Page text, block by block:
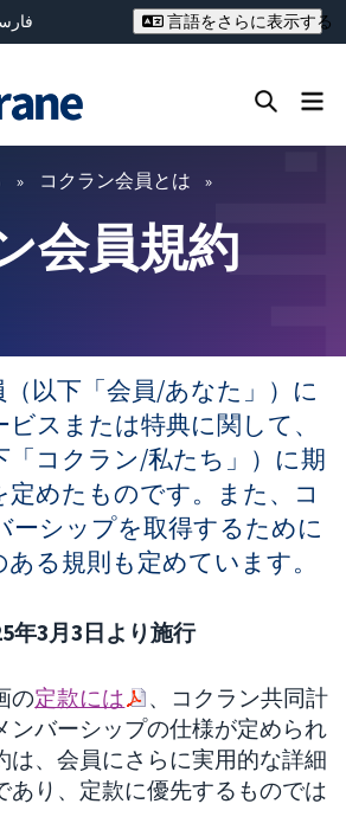
ไทย
言語をさらに表示する
Close search ✖
コクラン会員とは
会員規約
以下「会員/あなた」）に
スまたは特典に関して、
「コクラン/私たち」）に期
定めたものです。また、コ
ーシップを取得するために
る規則も定めています。
年3月3日より施行
の定款には
、コクラン共同計
ンバーシップの仕様が定められ
は、会員にさらに実用的な詳細
あり、定款に優先するものでは